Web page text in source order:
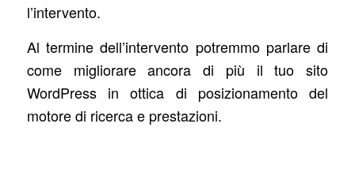
l’intervento.
Al termine dell’intervento potremmo parlare di
come migliorare ancora di più il tuo sito
WordPress in ottica di posizionamento del
motore di ricerca e prestazioni.